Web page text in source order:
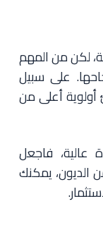
لكن من المهم
على سبيل
أعلى من
عالية، فاجعل
الديون، يمكنك